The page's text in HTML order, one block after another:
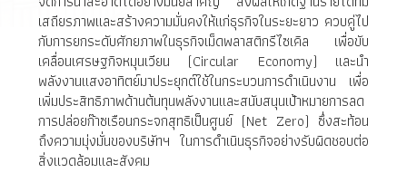
เสถียรภาพและสร้างความมั่นคงให้แก่ธุรกิจในระยะยาว ควบคู่ไป
กับการยกระดับศักยภาพในธุรกิจเม็ดพลาสติกรีไซเคิล เพื่อขับ
เคลื่อนเศรษฐกิจหมุนเวียน (Circular Economy) และนำ
พลังงานแสงอาทิตย์มาประยุกต์ใช้ในกระบวนการดำเนินงาน เพื่อ
เพิ่มประสิทธิภาพด้านต้นทุนพลังงานและสนับสนุนเป้าหมายการลด
การปล่อยก๊าซเรือนกระจกสุทธิเป็นศูนย์ (Net Zero) ซึ่งสะท้อน
ถึงความมุ่งมั่นของบริษัทฯ ในการดำเนินธุรกิจอย่างรับผิดชอบต่อ
สิ่งแวดล้อมและสังคม